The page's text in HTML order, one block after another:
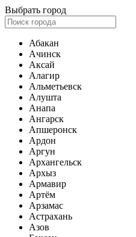
Выбрать город
Абакан
Ачинск
Аксай
Алагир
Альметьевск
Алушта
Анапа
Ангарск
Апшеронск
Ардон
Аргун
Архангельск
Архыз
Армавир
Артём
Арзамас
Астрахань
Азов